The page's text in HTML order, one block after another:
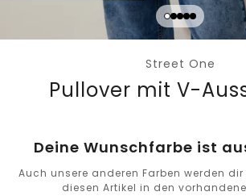
Street One
Pullover mit V-
Deine Wunschfarbe ist
Auch unsere anderen Farben werden dir
diesen Artikel in den